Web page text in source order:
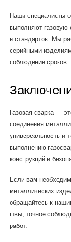
Наши специалисты
выполняют газовую
и стандартов. Мы
серийными
соблюдение сроков.
Газовая сварка —
соединения
универсальность и
выполнению
конструкций и
Если вам
металлических
обращайтесь к
швы, точное
работ.